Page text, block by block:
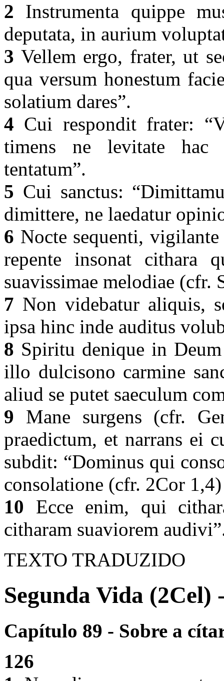
2 Instrumenta quippe
deputata, in aurium
3 Vellem ergo, frater, ut
qua versum honestum
solatium dares”.
4 Cui respondit frater:
timens ne levitate hac
tentatum”.
5 Cui sanctus:
dimittere, ne laedatur
6 Nocte sequenti,
repente insonat cithara
suavissimae melodiae (cfr.
7 Non videbatur aliquis,
ipsa hinc inde auditus
8 Spiritu denique in
illo dulcisono carmine
aliud se putet saeculum
9 Mane surgens (cfr.
praedictum, et narrans ei
subdit: “Dominus qui
consolatione (cfr. 2Cor
10 Ecce enim, qui
citharam suaviorem
TEXTO TRADUZIDO
Segunda Vida (2Cel)
Capítulo 89 - Sobre a
126